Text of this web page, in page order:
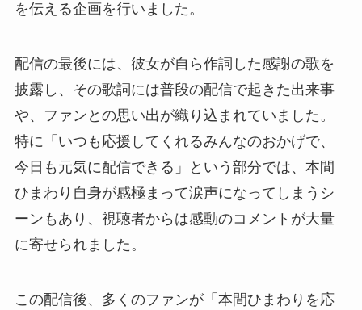
を伝える企画を行いました。
配信の最後には、彼女が自ら作詞した感謝の歌を
披露し、その歌詞には普段の配信で起きた出来事
や、ファンとの思い出が織り込まれていました。
特に「いつも応援してくれるみんなのおかげで、
今日も元気に配信できる」という部分では、本間
ひまわり自身が感極まって涙声になってしまうシ
ーンもあり、視聴者からは感動のコメントが大量
に寄せられました。
この配信後、多くのファンが「本間ひまわりを応